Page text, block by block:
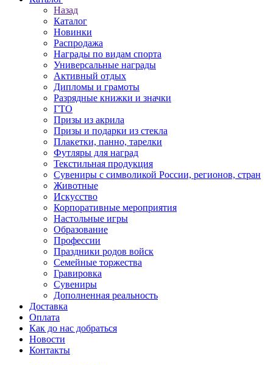
Назад
Каталог
Новинки
Распродажа
Награды по видам спорта
Универсальные награды
Активный отдых
Дипломы и грамоты
Разрядные книжки и значки
ГТО
Призы из акрила
Призы и подарки из стекла
Плакетки, панно, тарелки
Футляры для наград
Текстильная продукция
Сувениры с символикой России, регионов, стран
Животные
Искусство
Корпоративные мероприятия
Настольные игры
Образование
Профессии
Праздники родов войск
Семейные торжества
Гравировка
Сувениры
Дополненная реальность
Доставка
Оплата
Как до нас добраться
Новости
Контакты